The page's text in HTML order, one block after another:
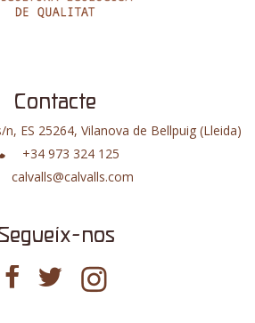
Contacte
ES 25264, Vilanova de Bellpuig (Lleida)
+34 973 324 125
calvalls@calvalls.com
nos